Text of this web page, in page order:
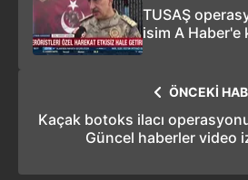
TUSAŞ
isim A Haber'e
ÖNCEKİ
Kaçak botoks ilacı
Güncel haberler video